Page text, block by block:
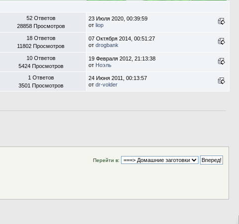
52 Ответов
28858 Просмотров
23 Июля 2020, 00:39:59
от liop
18 Ответов
11802 Просмотров
07 Октября 2014, 00:51:27
от drogbank
10 Ответов
5424 Просмотров
19 Февраля 2012, 21:13:38
от Ноэль
1 Ответов
3501 Просмотров
24 Июня 2011, 00:13:57
от dr-volder
Перейти в: